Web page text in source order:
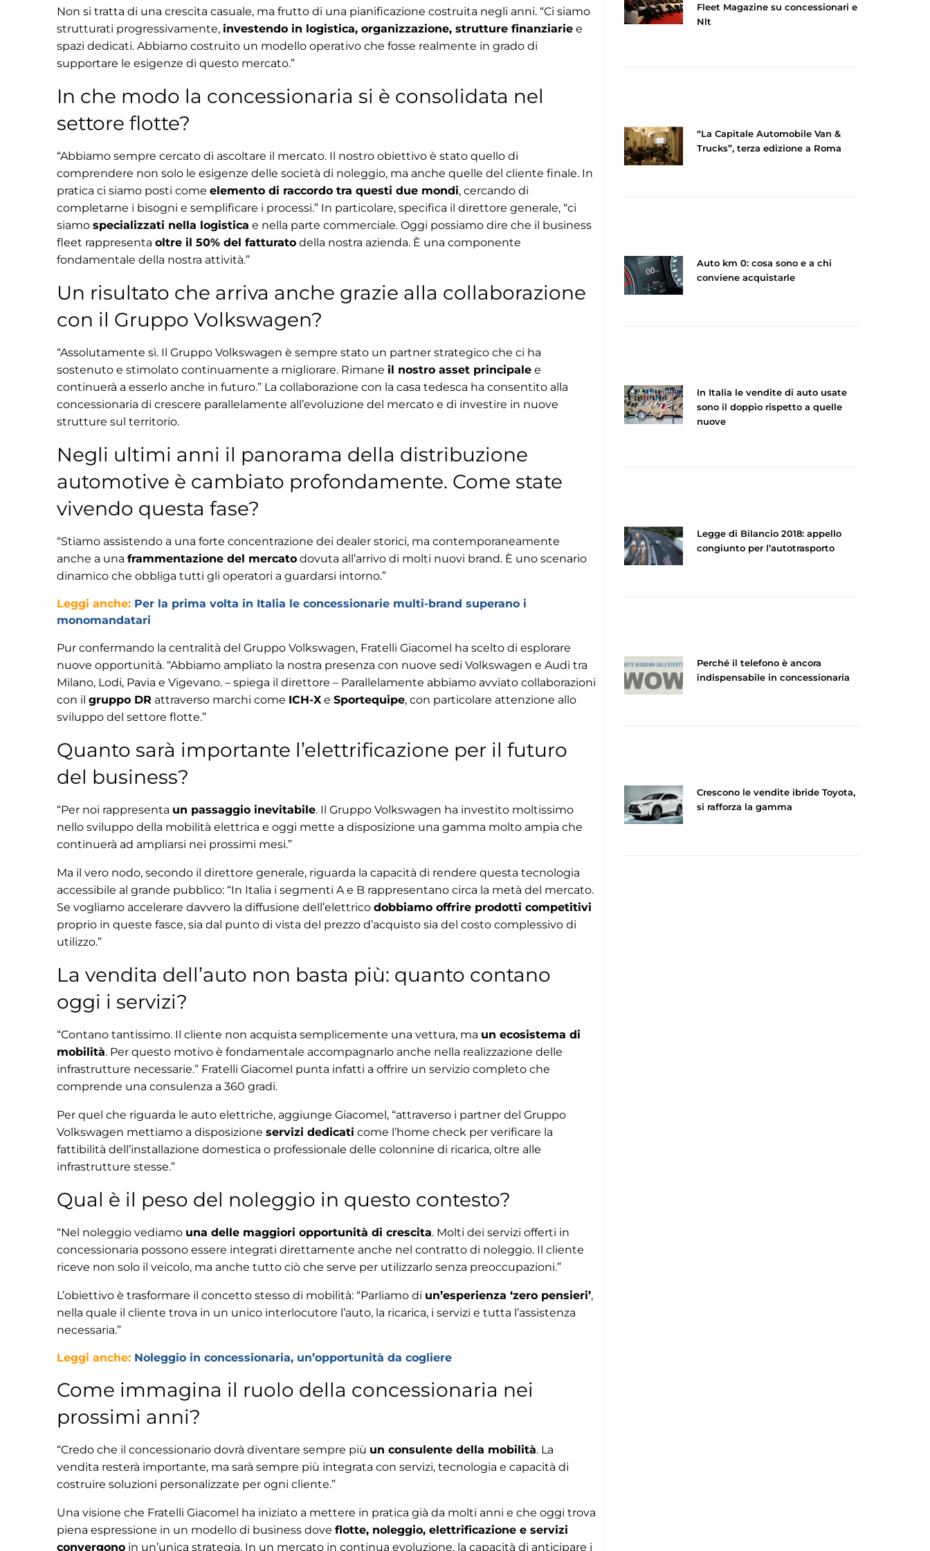
Non si tratta di una crescita casuale, ma frutto di una pianificazione costruita negli anni. “Ci siamo
strutturati progressivamente, investendo in logistica, organizzazione, strutture finanziarie e
spazi dedicati. Abbiamo costruito un modello operativo che fosse realmente in grado di
supportare le esigenze di questo mercato.”
In che modo la concessionaria si è consolidata nel
settore flotte?
“Abbiamo sempre cercato di ascoltare il mercato. Il nostro obiettivo è stato quello di
comprendere non solo le esigenze delle società di noleggio, ma anche quelle del cliente finale. In
pratica ci siamo posti come elemento di raccordo tra questi due mondi, cercando di
completarne i bisogni e semplificare i processi.” In particolare, specifica il direttore generale, “ci
siamo specializzati nella logistica e nella parte commerciale. Oggi possiamo dire che il business
fleet rappresenta oltre il 50% del fatturato della nostra azienda. È una componente
fondamentale della nostra attività.”
Un risultato che arriva anche grazie alla collaborazione
con il Gruppo Volkswagen?
“Assolutamente sì. Il Gruppo Volkswagen è sempre stato un partner strategico che ci ha
sostenuto e stimolato continuamente a migliorare. Rimane il nostro asset principale e
continuerà a esserlo anche in futuro.” La collaborazione con la casa tedesca ha consentito alla
concessionaria di crescere parallelamente all’evoluzione del mercato e di investire in nuove
strutture sul territorio.
Negli ultimi anni il panorama della distribuzione
automotive è cambiato profondamente. Come state
vivendo questa fase?
“Stiamo assistendo a una forte concentrazione dei dealer storici, ma contemporaneamente
anche a una frammentazione del mercato dovuta all’arrivo di molti nuovi brand. È uno scenario
dinamico che obbliga tutti gli operatori a guardarsi intorno.”
Leggi anche: Per la prima volta in Italia le concessionarie multi-brand superano i
monomandatari
Pur confermando la centralità del Gruppo Volkswagen, Fratelli Giacomel ha scelto di esplorare
nuove opportunità. “Abbiamo ampliato la nostra presenza con nuove sedi Volkswagen e Audi tra
Milano, Lodi, Pavia e Vigevano. – spiega il direttore – Parallelamente abbiamo avviato collaborazioni
con il gruppo DR attraverso marchi come ICH-X e Sportequipe, con particolare attenzione allo
sviluppo del settore flotte.”
Quanto sarà importante l’elettrificazione per il futuro
del business?
“Per noi rappresenta un passaggio inevitabile. Il Gruppo Volkswagen ha investito moltissimo
nello sviluppo della mobilità elettrica e oggi mette a disposizione una gamma molto ampia che
continuerà ad ampliarsi nei prossimi mesi.”
Ma il vero nodo, secondo il direttore generale, riguarda la capacità di rendere questa tecnologia
accessibile al grande pubblico: “In Italia i segmenti A e B rappresentano circa la metà del mercato.
Se vogliamo accelerare davvero la diffusione dell’elettrico dobbiamo offrire prodotti competitivi
proprio in queste fasce, sia dal punto di vista del prezzo d’acquisto sia del costo complessivo di
utilizzo.”
La vendita dell’auto non basta più: quanto contano
oggi i servizi?
“Contano tantissimo. Il cliente non acquista semplicemente una vettura, ma un ecosistema di
mobilità. Per questo motivo è fondamentale accompagnarlo anche nella realizzazione delle
infrastrutture necessarie.” Fratelli Giacomel punta infatti a offrire un servizio completo che
comprende una consulenza a 360 gradi.
Per quel che riguarda le auto elettriche, aggiunge Giacomel, “attraverso i partner del Gruppo
Volkswagen mettiamo a disposizione servizi dedicati come l’home check per verificare la
fattibilità dell’installazione domestica o professionale delle colonnine di ricarica, oltre alle
infrastrutture stesse.”
Qual è il peso del noleggio in questo contesto?
“Nel noleggio vediamo una delle maggiori opportunità di crescita. Molti dei servizi offerti in
concessionaria possono essere integrati direttamente anche nel contratto di noleggio. Il cliente
riceve non solo il veicolo, ma anche tutto ciò che serve per utilizzarlo senza preoccupazioni.”
L’obiettivo è trasformare il concetto stesso di mobilità: “Parliamo di un’esperienza ‘zero pensieri’,
nella quale il cliente trova in un unico interlocutore l’auto, la ricarica, i servizi e tutta l’assistenza
necessaria.”
Leggi anche: Noleggio in concessionaria, un’opportunità da cogliere
Come immagina il ruolo della concessionaria nei
prossimi anni?
“Credo che il concessionario dovrà diventare sempre più un consulente della mobilità. La
vendita resterà importante, ma sarà sempre più integrata con servizi, tecnologia e capacità di
costruire soluzioni personalizzate per ogni cliente.”
Una visione che Fratelli Giacomel ha iniziato a mettere in pratica già da molti anni e che oggi trova
piena espressione in un modello di business dove flotte, noleggio, elettrificazione e servizi
convergono in un’unica strategia. In un mercato in continua evoluzione, la capacità di anticipare i
Fleet Magazine su concessionari e
Nlt
“La Capitale Automobile Van &
Trucks”, terza edizione a Roma
Auto km 0: cosa sono e a chi
conviene acquistarle
In Italia le vendite di auto usate
sono il doppio rispetto a quelle
nuove
Legge di Bilancio 2018: appello
congiunto per l’autotrasporto
Perché il telefono è ancora
indispensabile in concessionaria
Crescono le vendite ibride Toyota,
si rafforza la gamma